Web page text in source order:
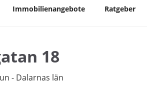
Immobilienangebote Ratgeber
18
- Dalarnas län